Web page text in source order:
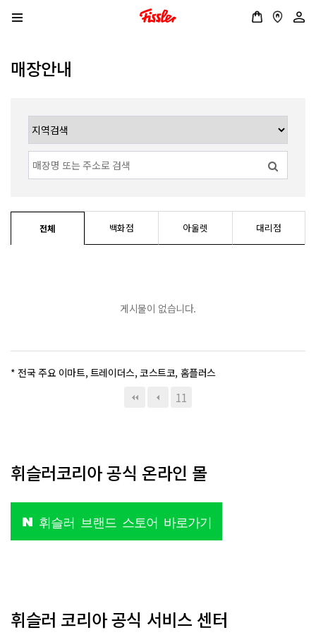
매장안내
전체 백화점 아울렛 대리점
게시물이 없습니다.
* 전국 주요 이마트, 트레이더스, 코스트코, 홈플러스
11
휘슬러코리아 공식 온라인 몰
휘슬러 브랜드 스토어 바로가기
휘슬러 코리아 공식 서비스 센터